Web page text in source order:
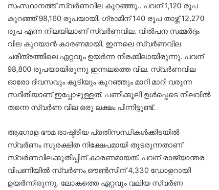
സംസ്ഥാനത്ത് സ്വർണവില കുറഞ്ഞു.. പവന് 1,120 രൂപ
കുറഞ്ഞ് 98,160 രൂപയായി. ഗ്രാമിന് 140 രൂപ താഴ്ന്ന് 12,270
രൂപ എന്ന നിലയിലാണ് സ്വർണവില. വിൽപന സമ്മർദ്ദം
വില കുറയാൻ കാരണമായി. ഇന്നലെ സ്വർണവില
ചരിത്രത്തിലെ ഏറ്റവും ഉയർന്ന നിരക്കിലായിരുന്നു. പവന്
98,800 രൂപയായിരുന്നു ഇന്നലത്തെ വില. സ്വർണവില
ഓരോ ദിവസവും കൂടിയും കുറഞ്ഞും മാറി മാറി വരുന്ന
സ്ഥിതിയാണ് ഇപ്പോഴുള്ളത്. പണിക്കൂലി ഉൾപ്പെടെ നിലവിൽ
തന്നെ സ്വർണ വില ഒരു ലക്ഷം പിന്നിട്ടുണ്ട്.
ആഗോള ഭൗമ രാഷ്ട്രീയ പ്രതിസന്ധികൾക്കിടയിൽ
സ്വർണം സുരക്ഷിത നിക്ഷേപമായി തുടരുന്നതാണ്
സ്വർണവിലക്കുതിപ്പിന് കാരണമായത്. പവന് രാജ്യാന്തര
വിപണിയിൽ സ്വർണം ഔൺസിന് 4,330 ഡോളറായി
ഉയർന്നിരുന്നു. ലോകത്തെ ഏറ്റവും വലിയ സ്വർണ